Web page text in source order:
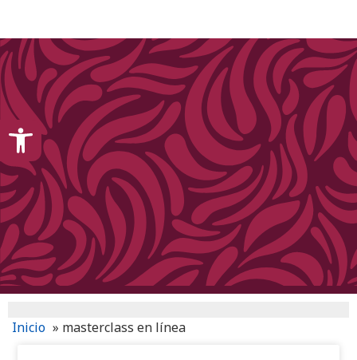
Inicio » masterclass en línea
Open toolbar